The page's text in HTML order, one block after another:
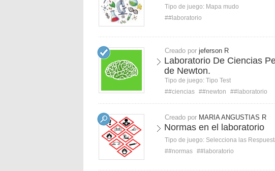
Tipo de juego: Mapa mudo
##laboratorio
Creado por jeferson R
Laboratorio De Ciencias
de Newton.
Tipo de juego: Tipo Test
##ciencias ##newton ##laboratorio
Creado por MARIA ANGUSTIAS R
Normas en el laboratorio
Tipo de juego: Selecciona las
##normas ##laboratorio